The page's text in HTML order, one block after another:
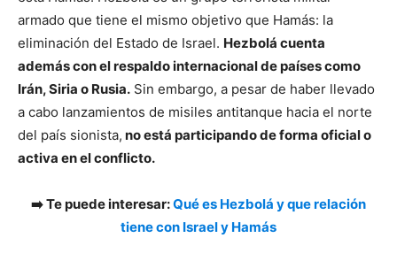
armado que tiene el mismo objetivo que Hamás: la
eliminación del Estado de Israel. Hezbolá cuenta
además con el respaldo internacional de países como
Irán, Siria o Rusia. Sin embargo, a pesar de haber llevado
a cabo lanzamientos de misiles antitanque hacia el norte
del país sionista, no está participando de forma oficial o
activa en el conflicto.
➡️ Te puede interesar:Qué es Hezbolá y que relación
tiene con Israel y Hamás